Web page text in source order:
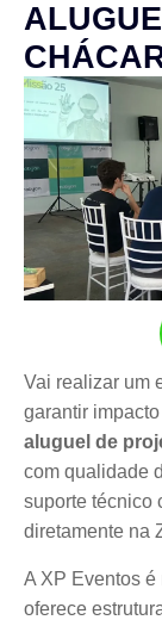
Vai realizar um
garantir
aluguel de
com qualidade
suporte técnico
diretamente na
A XP Eventos
oferece